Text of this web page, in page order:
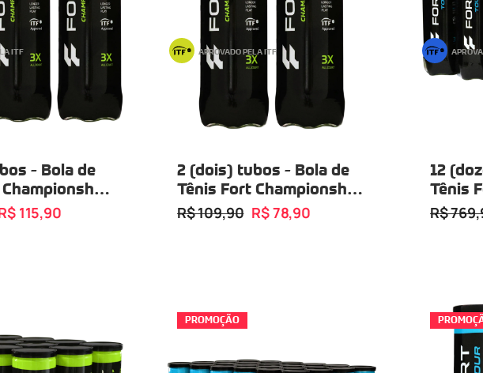
ITF
- Bola de
Bolas
115,90
APROVADO PELA ITF
2 (dois) tubos - Bola de
Tênis Fort Championship
Tubo com 03 Bolas
R$ 109,90 R$ 78,90
12
Tênis
03
R$
PROMOÇÃO